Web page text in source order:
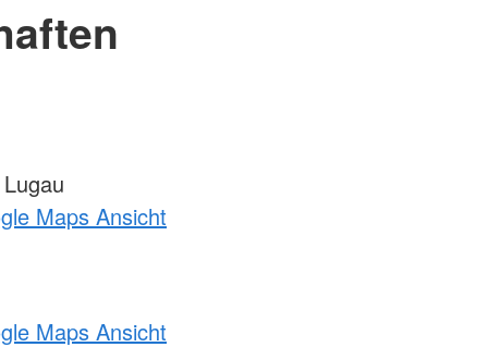
Maps Ansicht
Maps Ansicht